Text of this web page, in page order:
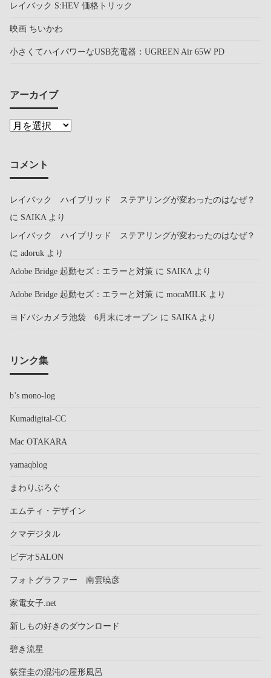
レイバック S:HEV 価格トリック
映画 ちいかわ
小さくてハイパワーなUSB充電器：UGREEN Air 65W PD
アーカイブ
コメント
レイバック ハイブリッド ステアリングが変わったのはなぜ？
に SAIKAより
レイバック ハイブリッド ステアリングが変わったのはなぜ？
に adoruk より
Adobe Bridge 起動セズ：エラーと対策 に SAIKAより
Adobe Bridge 起動セズ：エラーと対策 に mocaMILK より
ヨドバシカメラ池袋 6月末にオープン に SAIKAより
リンク集
b’s mono-log
Kumadigital-CC
Mac OTAKARA
yamaqblog
まわりぶろぐ
エムティ・デザイン
クマデジタル
ビデオSALON
フォトグラファー 南雲暁彦
家電女子.net
新しもの好きのダウンロード
碧き流星
荻窪圭の混沌の屋形風呂